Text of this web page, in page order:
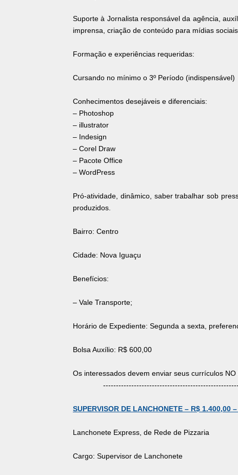
Suporte à Jornalista responsável da agência,
imprensa, criação de conteúdo para mídias
Formação e experiências requeridas:
Cursando no mínimo o 3º Período (indispensável)
Conhecimentos desejáveis e diferenciais:
– Photoshop
– illustrator
– Indesign
– Corel Draw
– Pacote Office
– WordPress
Pró-atividade, dinâmico, saber trabalhar sob
produzidos.
Bairro: Centro
Cidade: Nova Iguaçu
Benefícios:
– Vale Transporte;
Horário de Expediente: Segunda a sexta,
Bolsa Auxílio: R$ 600,00
Os interessados devem enviar seus currículos
SUPERVISOR DE LANCHONETE – R$ 1.400,00
Lanchonete Express, de Rede de Pizzaria
Cargo: Supervisor de Lanchonete